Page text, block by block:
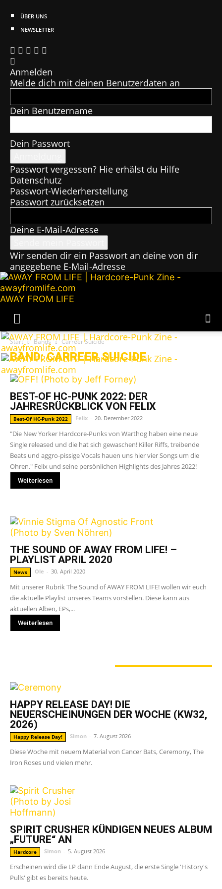
ÜBER UNS
NEWSLETTER
Anmelden
Melde dich mit deinen Benutzerdaten an
Dein Benutzername
Dein Passwort
Passwort vergessen? Hie erhälst du Hilfe
Datenschutz
Passwort-Wiederherstellung
Passwort zurücksetzen
Deine E-Mail-Adresse
Wir senden dir ein Passwort an deine von dir
angegebene E-Mail-Adresse
AWAY FROM LIFE
Start Bands Carreer Suicide
BAND: CARREER SUICIDE
BEST-OF HC-PUNK 2022: DER
JAHRESRÜCKBLICK VON FELIX
Best-Of HC-Punk 2022 Felix - 20. Dezember 2022
"Die New Yorker Hardcore-Punks von Warthog haben eine neue
Single released und die hat sich gewaschen! Killer Riffs, treibende
Beats und aggro-pissige Vocals hauen uns hier vier Songs um die
Ohren." Felix und seine persönlichen Highlights des Jahres 2022!
Weiterlesen
THE SOUND OF AWAY FROM LIFE! –
PLAYLIST APRIL 2020
News Ole - 30. April 2020
Mit unserer Rubrik The Sound of AWAY FROM LIFE! wollen wir euch
die aktuelle Playlist unseres Teams vorstellen. Diese kann aus
aktuellen Alben, EPs,...
Weiterlesen
HAPPY RELEASE DAY! DIE
NEUERSCHEINUNGEN DER WOCHE (KW32,
2026)
Happy Release Day! Simon - 7. August 2026
Diese Woche mit neuem Material von Cancer Bats, Ceremony, The
Iron Roses und vielen mehr.
SPIRIT CRUSHER KÜNDIGEN NEUES ALBUM
„FUTURE“ AN
Hardcore Simon - 5. August 2026
Erscheinen wird die LP dann Ende August, die erste Single 'History's
Pulls' gibt es bereits heute.